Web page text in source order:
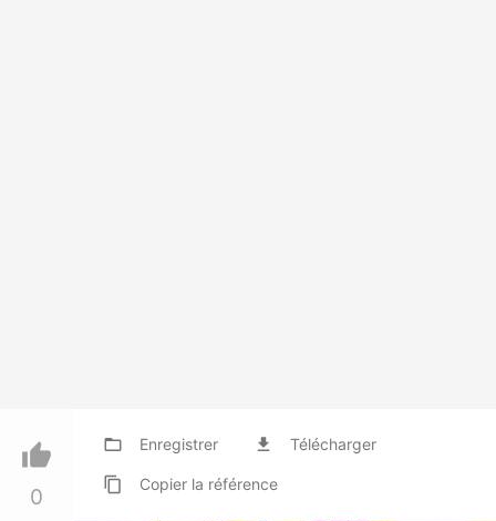
thumb_up
0
folder_open Enregistrer file_download Télécharger
content_copy Copierla référence